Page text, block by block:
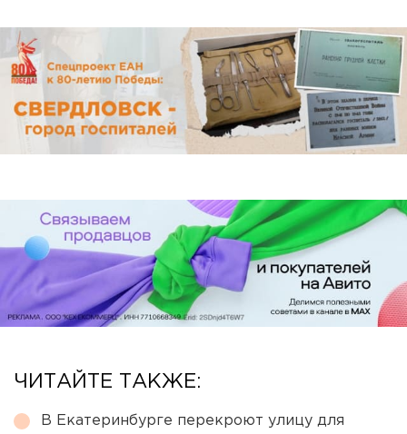
ЧИТАЙТЕ ТАКЖЕ:
В Екатеринбурге перекроют улицу для